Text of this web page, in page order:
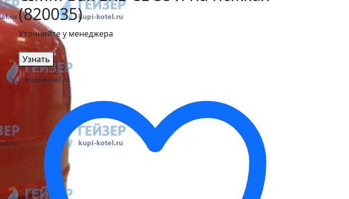
(820035)
Уточняйте у менеджера
Узнать